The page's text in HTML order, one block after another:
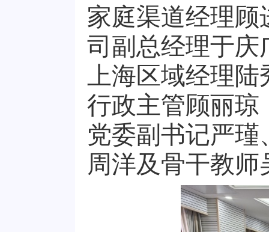
家庭渠道经理
司副总经理于庆
上海区域经理
行政主管顾丽琼
党委副书记严
周洋及骨干教